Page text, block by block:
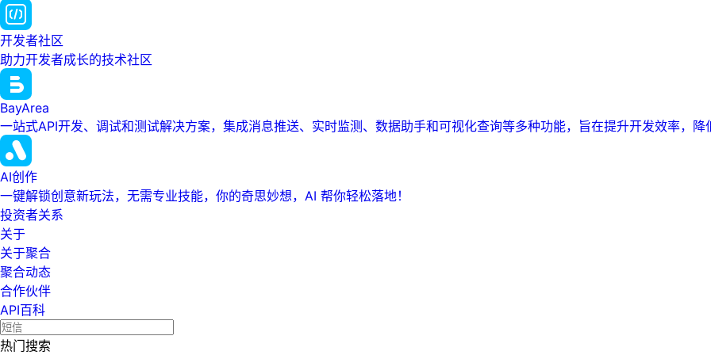
开发者社区
助力开发者成长的技术社区
BayArea
一站式API开发、调试和测试解决方案，集成消息推送、实时监测、数据助手和可视化查询等多种功能，旨在提升开发效率，降
AI创作
一键解锁创意新玩法，无需专业技能，你的奇思妙想，AI 帮你轻松落地！
投资者关系
关于
关于聚合
聚合动态
合作伙伴
API百科
热门搜索